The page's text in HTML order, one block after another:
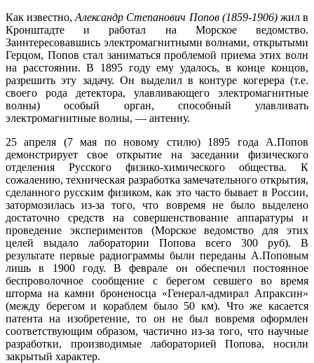
Как известно,Александр Степанович Попов (1859-1906)жил в
Кронштадте и работал на Морское ведомство.
Заинтересовавшись электромагнитными волнами, открытыми
Герцом, Попов стал заниматься проблемой приема этих волн
на расстоянии. В 1895 году ему удалось, в конце концов,
разрешить эту задачу. Он выделил в контуре когерера (т.е.
своего рода детектора, улавливающего электромагнитные
волны) особый орган, способный улавливать
электромагнитные волны, — антенну.
25 апреля (7 мая по новому стилю) 1895 года А.Попов
демонстрирует свое открытие на заседании физического
отделения Русского физико-химического общества. К
сожалению, техническая разработка замечательного открытия,
сделанного русским физиком, как это часто бывает в России,
затормозилась из-за того, что вовремя не было выделено
достаточно средств на совершенствование аппаратуры и
проведение экспериментов (Морское ведомство для этих
целей выдало лаборатории Попова всего 300 руб). В
результате первые радиограммы были переданы А.Поповым
лишь в 1900 году. В феврале он обеспечил постоянное
беспроволочное сообщение с берегом севшего во время
шторма на камни броненосца «Генерал-адмирал Апраксин»
(между берегом и кораблем было 50 км). Что же касается
патента на изобретение, то он не был вовремя оформлен
соответствующим образом, частично из-за того, что научные
разработки, производимые лабораторией Попова, носили
закрытый характер.